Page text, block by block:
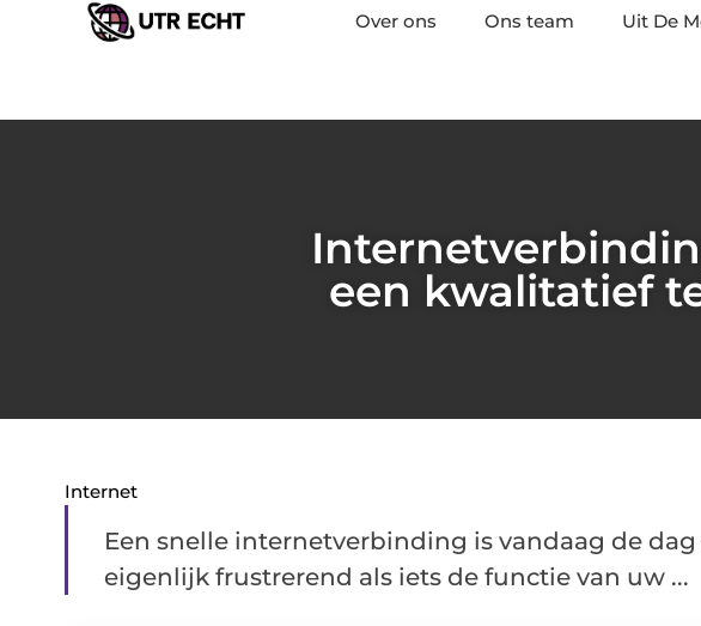
Over ons Ons team Uit De
een kwalitatief
Internet
Een snelle internetverbinding is vandaag de
eigenlijk frustrerend als iets de functie van uw ...